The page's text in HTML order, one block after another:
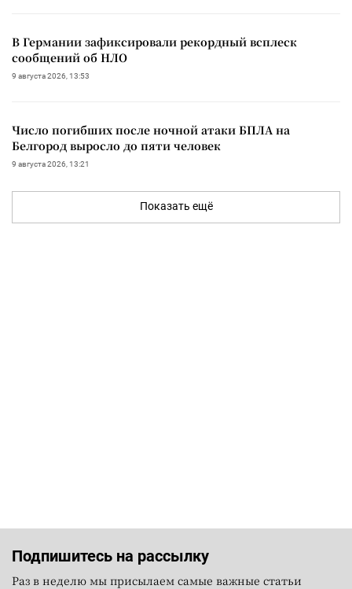
В Германии зафиксировали рекордный всплеск
сообщений об НЛО
9 августа 2026, 13:53
Число погибших после ночной атаки БПЛА на
Белгород выросло до пяти человек
9 августа 2026, 13:21
Показать ещё
Подпишитесь на рассылку
Раз в неделю мы присылаем самые важные статьи